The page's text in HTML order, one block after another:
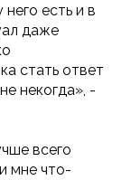
есть и в
даже
стать ответ
некогда», -
всего
мне что-